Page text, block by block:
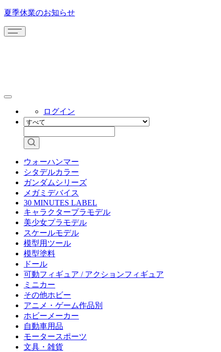
夏季休業のお知らせ
ログイン
ウォーハンマー
シタデルカラー
ガンダムシリーズ
メガミデバイス
30 MINUTES LABEL
キャラクタープラモデル
美少女プラモデル
スケールモデル
模型用ツール
模型塗料
ドール
可動フィギュア / アクションフィギュア
ミニカー
その他ホビー
アニメ・ゲーム作品別
ホビーメーカー
自動車用品
モータースポーツ
文具・雑貨